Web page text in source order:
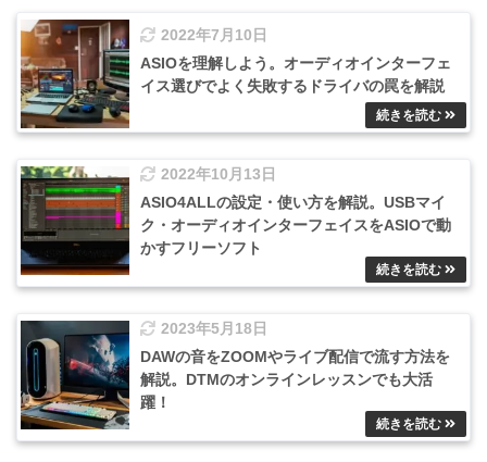
2022年7月10日
ASIOを理解しよう。オーディオインターフェ
イス選びでよく失敗するドライバの罠を解説
2022年10月13日
ASIO4ALLの設定・使い方を解説。USBマイ
ク・オーディオインターフェイスをASIOで動
かすフリーソフト
2023年5月18日
DAWの音をZOOMやライブ配信で流す方法を
解説。DTMのオンラインレッスンでも大活
躍！